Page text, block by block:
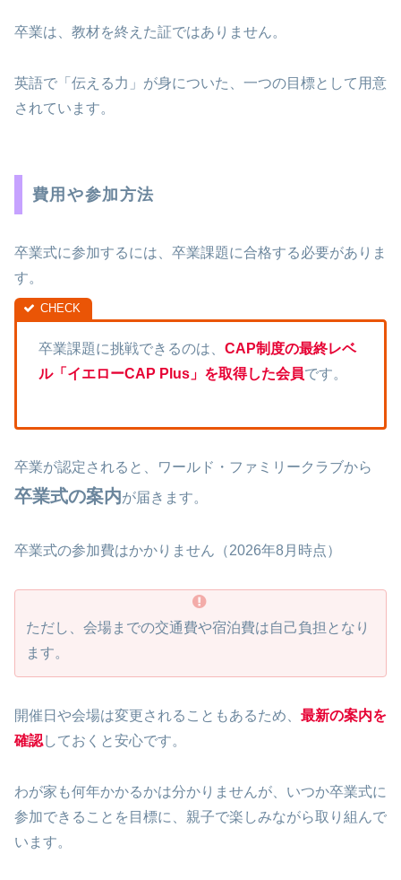
卒業は、教材を終えた証ではありません。
英語で「伝える力」が身についた、一つの目標として用意
されています。
費用や参加方法
卒業式に参加するには、卒業課題に合格する必要がありま
す。
卒業課題に挑戦できるのは、 CAP制度の最終レベ
ル「イエローCAP Plus」を取得した会員です。
卒業が認定されると、ワールド・ファミリークラブから
卒業式の案内が届きます。
卒業式の参加費はかかりません（2026年8月時点）
ただし、会場までの交通費や宿泊費は自己負担となり
ます。
開催日や会場は変更されることもあるため、 最新の案内を
確認しておくと安心です。
わが家も何年かかるかは分かりませんが、いつか卒業式に
参加できることを目標に、親子で楽しみながら取り組んで
います。